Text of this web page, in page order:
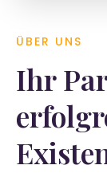
ÜBER UNS
Ihr